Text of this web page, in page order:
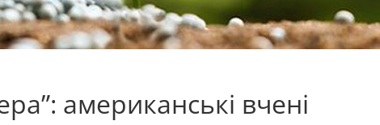
американські вчені